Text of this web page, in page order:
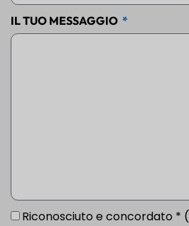
IL TUO MESSAGGIO
Riconosciuto e concordato * (